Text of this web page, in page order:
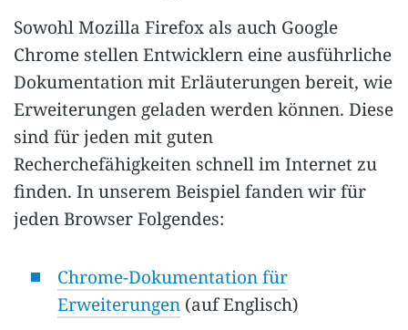
Sowohl Mozilla Firefox als auch Google
Chrome stellen Entwicklern eine ausführliche
Dokumentation mit Erläuterungen bereit, wie
Erweiterungen geladen werden können. Diese
sind für jeden mit guten
Recherchefähigkeiten schnell im Internet zu
finden. In unserem Beispiel fanden wir für
jeden Browser Folgendes:
Chrome-Dokumentation für
Erweiterungen(auf Englisch)